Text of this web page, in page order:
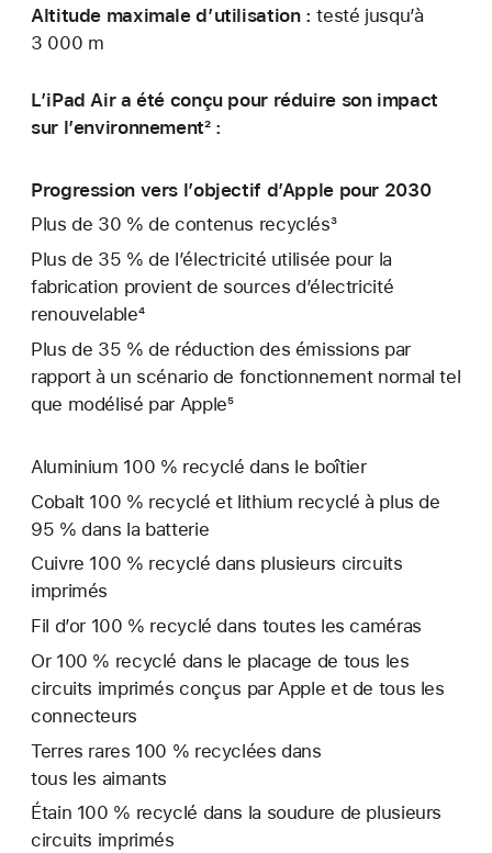
Altitude maximale d’utilisation : testé jusqu’à
3 000 m
L’iPad Air a été conçu pour réduire son impact
sur l’environnement² :
Progression vers l’objectif d’Apple pour 2030
Plus de 30 % de contenus recyclés³
Plus de 35 % de l’électricité utilisée pour la
fabrication provient de sources d’électricité
renouvelable⁴
Plus de 35 % de réduction des émissions par
rapport à un scénario de fonctionnement normal tel
que modélisé par Apple⁵
Aluminium 100 % recyclé dans le boîtier
Cobalt 100 % recyclé et lithium recyclé à plus de
95 % dans la batterie
Cuivre 100 % recyclé dans plusieurs circuits
imprimés
Fil d’or 100 % recyclé dans toutes les caméras
Or 100 % recyclé dans le placage de tous les
circuits imprimés conçus par Apple et de tous les
connecteurs
Terres rares 100 % recyclées dans
tous les aimants
Étain 100 % recyclé dans la soudure de plusieurs
circuits imprimés